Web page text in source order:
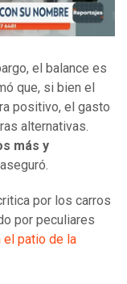
el balance es
que, si bien el
positivo, el gasto
alternativas.
más y
aseguró.
por los carros
por peculiares
el patio de la